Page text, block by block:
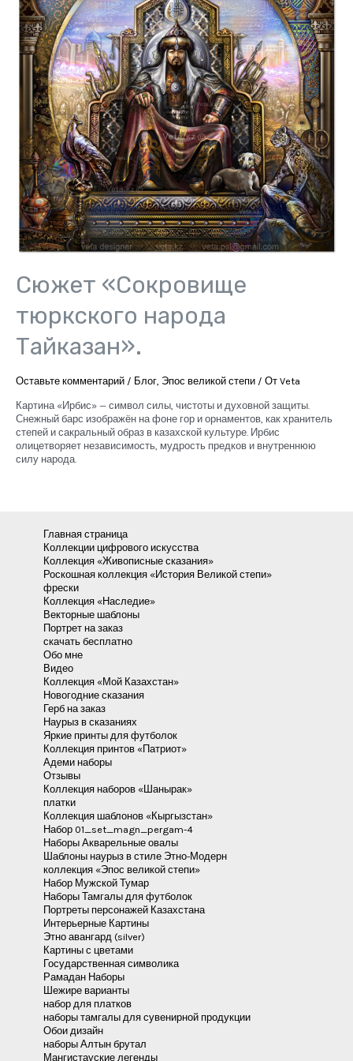
Сюжет «Сокровище
тюркского народа
Тайказан».
Оставьте комментарий / Блог Эпос великой степи / От Veta
Картина «Ирбис» — символ силы, чистоты и духовной защиты.
Снежный барс изображён на фоне гор и орнаментов, как хранитель
степей и сакральный образ в казахской культуре. Ирбис
олицетворяет независимость, мудрость предков и внутреннюю
силу народа.
Главная страница
Коллекции цифрового искусства
Коллекция «Живописные сказания»
Роскошная коллекция «История Великой степи»
фрески
Коллекция «Наследие»
Векторные шаблоны
Портрет на заказ
скачать бесплатно
Обо мне
Видео
Коллекция «Мой Казахстан»
Новогодние сказания
Герб на заказ
Наурыз в сказаниях
Яркие принты для футболок
Коллекция принтов «Патриот»
Адеми наборы
Отзывы
Коллекция наборов «Шанырак»
платки
Коллекция шаблонов «Кыргызстан»
Набор 01_set_magn_pergam-4
Наборы Акварельные овалы
Шаблоны наурыз в стиле Этно-Модерн
коллекция «Эпос великой степи»
Набор Мужской Тумар
Наборы Тамгалы для футболок
Портреты персонажей Казахстана
Интерьерные Картины
Этно авангард (silver)
Картины с цветами
Государственная символика
Рамадан Наборы
Шежире варианты
набор для платков
наборы тамгалы для сувенирной продукции
Обои дизайн
наборы Алтын брутал
Мангистауские легенды